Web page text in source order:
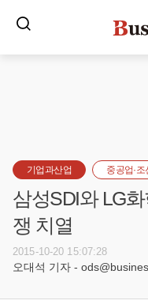
기업과산업 중공업·조
삼성SDI와 LG
쟁 치열
2015-10-20 15:07:28
오대석 기자 -